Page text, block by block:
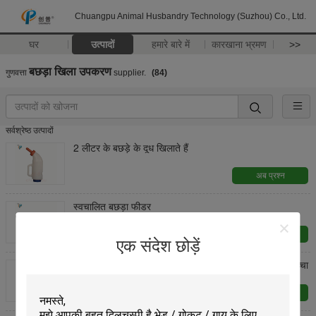
Chuangpu Animal Husbandry Technology (Suzhou) Co., Ltd.
घर उत्पादों हमारे बारे में कारखाना भ्रमण >>
एक संदेश छोड़ें
गुणवत्ता बछड़ा खिला उपकरण supplier. (84)
सर्वश्रेष्ठ उत्पादों
2 लीटर के बछड़े के दूध खिलाते हैं
अब प्रश्न
स्वचालित बछड़ा फीडर
अब प्रश्न
8 लीटर डेयरी मशीनरी उपकरण प्लास्टिक बछड़ा फीडर, भेड़ का बच्चा